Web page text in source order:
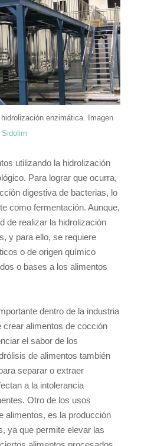
enzimática. Imagen
Sidolim
utilizando la hidrolización
Para lograr que ocurra,
digestiva de bacterias, lo
como fermentación. Aunque,
de realizar la hidrolización
y para ello, se requiere
o de origen químico
o bases a los alimentos
dentro de la industria
crear alimentos de cocción
el sabor de los
de alimentos también
separar o extraer
a la intolerancia
Otro de los usos
alimentos, es la producción
ya que permite elevar las